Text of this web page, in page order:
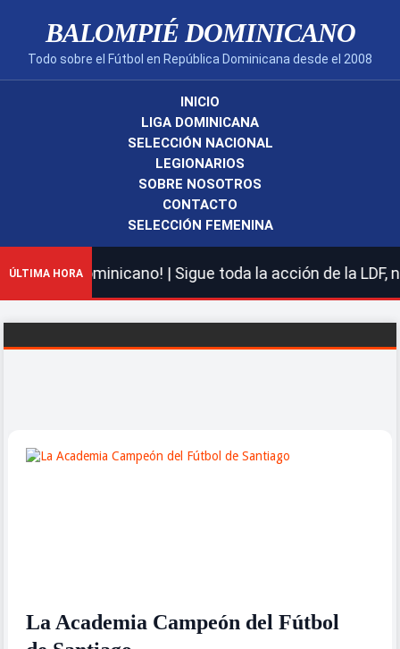
BALOMPIÉ DOMINICANO
Todo sobre el Fútbol en República Dominicana desde el 2008
INICIO
LIGA DOMINICANA
SELECCIÓN NACIONAL
LEGIONARIOS
SOBRE NOSOTROS
CONTACTO
SELECCIÓN FEMENINA
ÚLTIMA HORADominicano! | Sigue toda la acción de la LDF,
La Academia Campeón del Fútbol